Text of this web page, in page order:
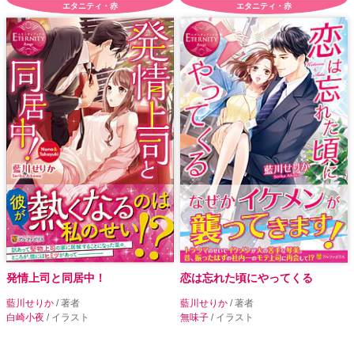
エタニティ・赤
発情上司と同居中！
藍川せりか / 著者
白崎小夜 / イラスト
エタニティ・赤
恋は忘れた頃にやってくる
藍川せりか / 著者
無味子 / イラスト